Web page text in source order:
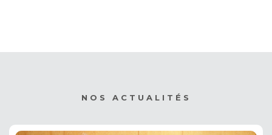
NOS ACTUALITÉS